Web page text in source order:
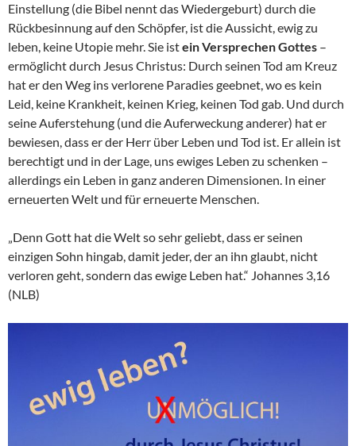
Einstellung (die Bibel nennt das Wiedergeburt) durch die
Rückbesinnung auf den Schöpfer, ist die Aussicht, ewig zu
leben, keine Utopie mehr. Sie istein Versprechen Gottes –
ermöglicht durch Jesus Christus: Durch seinen Tod am Kreuz
hat er den Weg ins verlorene Paradies geebnet, wo es kein
Leid, keine Krankheit, keinen Krieg, keinen Tod gab. Und durch
seine Auferstehung (und die Auferweckung anderer) hat er
bewiesen, dass er der Herr über Leben und Tod ist. Er allein ist
berechtigt und in der Lage, uns ewiges Leben zu schenken –
allerdings ein Leben in ganz anderen Dimensionen. In einer
erneuerten Welt und für erneuerte Menschen.
„Denn Gott hat die Welt so sehr geliebt, dass er seinen
einzigen Sohn hingab, damit jeder, der an ihn glaubt, nicht
verloren geht, sondern das ewige Leben hat.“ Johannes 3,16
(NLB)